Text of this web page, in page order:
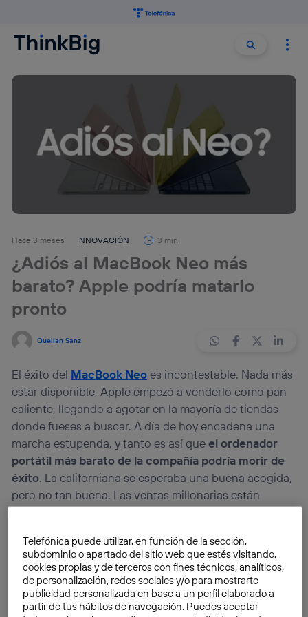
Buscar
Hace 3 meses INNOVACIÓN 3 min
¿Adiós al MacBook Neo más
barato? Apple podría matarlo
pronto
Quelian Sanz
El éxito del MacBook Neoes incontestable. Nada más
estar disponible, Apple empezó a venderlo como pan
caliente, llegando a agotar en la mayoría de tiendas
donde fueses a buscar. A día de hoy encadena una
marcha estupenda, y tanto es así queel ordenador
portátil más barato de la compañía podría morir de
éxito. La californiana se esperaba una buena acogida,
pero no tan buena. Las ventas millonarias están
de hoy, los expertos dicen queel MacBook Neo más
barato tiene los días contados.
Y, ojo a lo de«el más barato»,porque este detalleno
Telefónica puede utilizar, en función de la sección,
subdominio o apartado del sitio web que estés visitando,
cookies propias y de terceros con fines técnicos, analíticos,
de personalización, redes sociales y/o para mostrarte
publicidad personalizada en base a un perfil elaborado a
partir de tus hábitos de navegación. Puedes aceptar